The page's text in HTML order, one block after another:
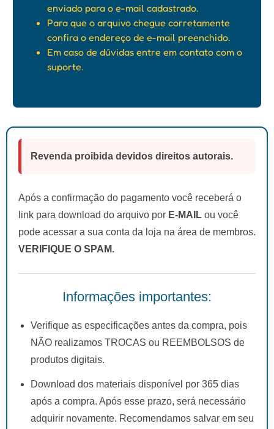
enviado para o e-mail cadastrado.
Para que o arquivo chegue corretamente
confira o endereço de e-mail preenchido.
Em caso de dúvidas entre em contato com o
suporte.
Revenda proibida devidos direitos autorais.
Após a confirmação do pagamento você receberá o
link para download do arquivo por E-MAIL ou você
pode acessar a sua conta da loja na área de membros.
VERIFIQUE O SPAM.
Informações importantes:
Verifique as especificações antes da compra, pois
NÃO realizamos TROCAS ou REEMBOLSOS de
produtos digitais.
Download dos materiais disponível por 365 dias
após a compra. Após esse prazo, será necessário
adquirir novamente. Recomendamos salvar em seu